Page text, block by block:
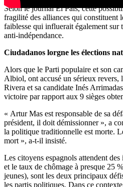
Selon le journal El Pais, cette
fragilité des alliances qui constituent
faiblesse qui influerait également sur
anti-indépendance.
Ciudadanos lorgne les élections
Alors que le Parti populaire et son
Albiol, ont accusé un sérieux revers,
Rivera et sa candidate Inés
victoire par rapport aux 9 sièges
« Artur Mas est responsable de sa
président, il doit démissionner », a
la politique traditionnelle est morte.
mort », a-t-il insisté.
Les citoyens espagnols attendent
et le taux de chômage à presque 25
jeunes), sont les deux principaux
les partis politiques. Dans ce